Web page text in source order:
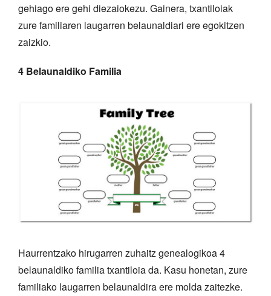
gehiago ere gehi diezaiokezu. Gainera, txantiloiak
zure familiaren laugarren belaunaldiari ere egokitzen
zaizkio.
4 Belaunaldiko Familia
Haurrentzako hirugarren zuhaitz genealogikoa 4
belaunaldiko familia txantiloia da. Kasu honetan, zure
familiako laugarren belaunaldira ere molda zaitezke.